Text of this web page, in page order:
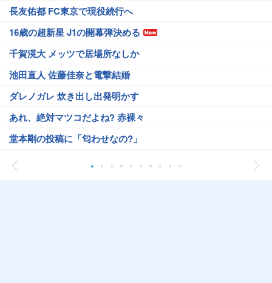
長友佑都 FC東京で現役続行へ
16歳の超新星 J1の開幕弾決める
千賀滉大 メッツで居場所なしか
池田直人 佐藤佳奈と電撃結婚
ダレノガレ 炊き出し出発明かす
あれ、絶対マツコだよね? 赤裸々
堂本剛の投稿に「匂わせなの?」